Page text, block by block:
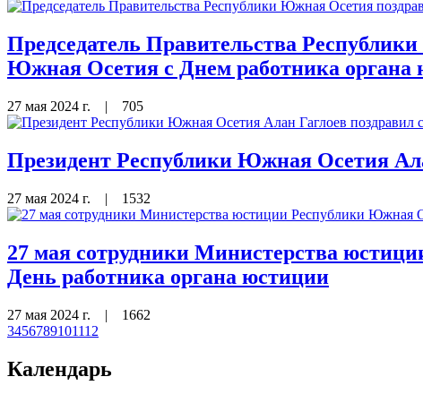
Председатель Правительства
Южная Осетия с Днем работника органа
27 мая 2024 г. | 705
Президент Республики Южная Осетия
27 мая 2024 г. | 1532
27 мая сотрудники Министерства
День работника органа юстиции
27 мая 2024 г. | 1662
3456789101112
Календарь